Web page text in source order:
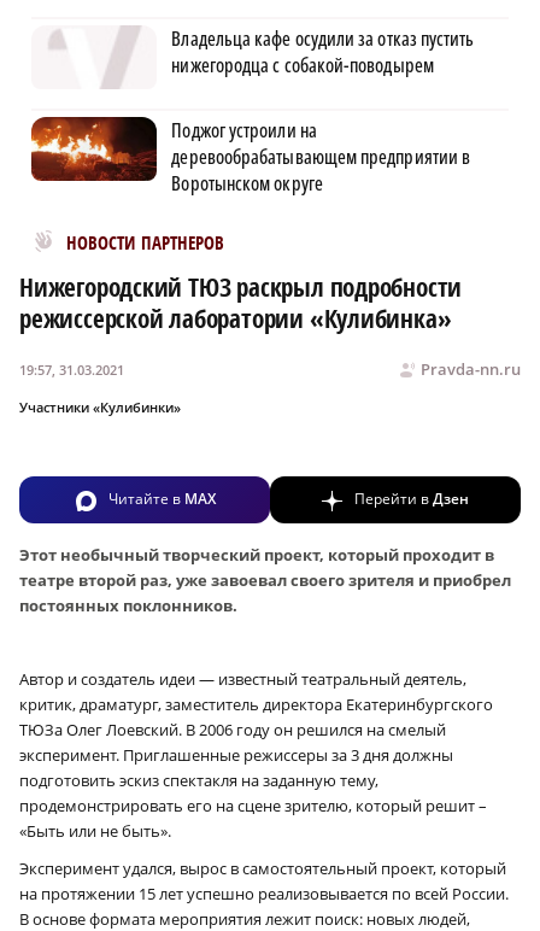
Владельца кафе осудили за отказ пустить
нижегородца с собакой-поводырем
Поджог устроили на
деревообрабатывающем предприятии в
Воротынском округе
НОВОСТИ ПАРТНЕРОВ
Новости МирТесен
Нижегородский ТЮЗ раскрыл подробности
режиссерской лаборатории «Кулибинка»
Pravda-nn.ru
19:57, 31.03.2021
Участники «Кулибинки»
Читайте в MAX Перейти вДзен
Этот необычный творческий проект, который проходит в
театре второй раз, уже завоевал своего зрителя и приобрел
постоянных поклонников.
Автор и создатель идеи — известный театральный деятель,
критик, драматург, заместитель директора Екатеринбургского
ТЮЗа Олег Лоевский. В 2006 году он решился на смелый
эксперимент. Приглашенные режиссеры за 3 дня должны
подготовить эскиз спектакля на заданную тему,
продемонстрировать его на сцене зрителю, который решит –
«Быть или не быть».
Эксперимент удался, вырос в самостоятельный проект, который
на протяжении 15 лет успешно реализовывается по всей России.
В основе формата мероприятия лежит поиск: новых людей,